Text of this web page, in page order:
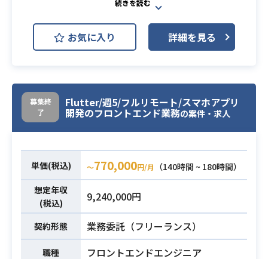
ア、ビジネスサイド、CS)と協業しな
がらの要件定義〜リリース
新機能/機能改善の遷移図とワイヤー
現可能な設計になっているか、ユー
ザー体験を阻害していないかを確認
しながらPJを進める。
⑤マークアップエンジニアへの実装
依頼/指⽰
FigmaのUIデザインを元に、マーク
アップエンジニアが開発できるレベ
ルまで仕様説明を記載し、その内容
をマークアップエンジニアに説明す
る。
・UI/UXデザインの実務経験（最低3
業務内容
サイトでは20年以上国内マーケット
で旅行者とパートナーに利用されて
きました。
ると共に海外も含めてグローバルマ
ーケットで競争優位になるために新
規ぷらっとフォームの移行を狙いま
す。
本プロジェクトでは現行プラットフ
ォームから新規プラットフォームへ
の移行を完了し、新規サービス開発
の生産性を向上させるのが目的で
す。
また、現行のぷらっとフォーム向上
も併せて行い、競争優位を確率する
お気に入り 詳細を見る
募集終
了
Flutter/週5/フルリモート/スマホアプリ
開発のフロントエンド業務の案件・求人
単価(税込) 〜770,000円/月
（140時間 ~ 180時間）
想定年収
(税込)
9,240,000円
契約形態 業務委託（フリーランス）
職種 フロントエンドエンジニア